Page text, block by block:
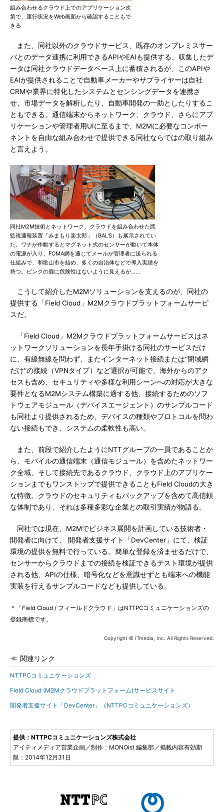
組み合わせるクラウド上でのアプリケーション次
第で、運行状況をWeb画面から確認することもで
きる
また、同社以外のクラウドサービス、既存のオンプレミスサー
バとのデータ連携に利用できるAPIやEAIも提供する。収集したデ
ータは同社クラウドデータベース上に蓄積されるが、このAPIや
EAIが提供されることで自動車メーカーやサプライヤーは自社
CRMや業界に特化したシステムとセンシングデータを連携さ
せ、市場データを解析したり、自動車開発の一助としたりするこ
ともできる。通信端末からネットワーク、クラウド、さらにアプ
リケーションや管理者用UIに至るまで、M2Mに必要なコンポー
ネントを自由な組み合わせで提供できる同社ならではの取り組み
と言えよう。
同社M2M技術とネットワーク、クラウドを組み合わせた罠
監視通報装置「みまもり楽太郎」（BAL'S）も展示されてい
た。ワナが作動するとマグネット式のセンサーが動いて本体
の電源が入り、FOMA網を通じてメールが管理者に送られる
仕組みで、和歌山市を始め、多くの自治体などで導入実績を
持つ。ピンクの鹿に危険性はないように見えるが……
こうして紹介したM2Mソリューションを支えるのが、同社の
提供する「Field Cloud」M2Mクラウドプラットフォームサービ
スだ。
「Field Cloud」M2Mクラウドプラットフォームサービスはネ
ットワークソリューションを長年手掛ける同社のサービスだけ
に、有線無線を問わず、またインターネット接続または“閉域網
だけ”の接続（VPNタイプ）など選択が可能で、海外からのアク
セスも含め、セキュリティや多様な利用シーンへの対応が大きな
要件となるM2Mシステム構築に適する他、接続するためのソフ
トウェアモジュール（デバイスエージェント）のサンプルコード
も同社より提供されるため、デバイスの種類やプロトコルを問わ
ない接続もでき、システムの柔軟性も高い。
また、前段で紹介したようにNTTグループの一員であることか
ら、モバイルの通信端末（通信モジュール）を含めたネットワー
ク全域、そして接続先であるクラウド、クラウド上のアプリケー
ションまでもワンストップで提供できることもField Cloudの大き
な特徴。クラウドのセキュリティもバックアップを含めて高信頼
な体制であり、それは多種多彩な企業との取引実績が物語る。
同社では現在、M2Mでビジネス展開を計画している技術者・
開発者に向けて、 開発者支援サイト「DevCenter」にて、検証
環境の提供を無料で行っている。簡単な登録を済ませるだけで、
センサーからクラウドまでの接続を検証できるテスト環境が提供
される他、APIの仕様、暗号化などを意識せずとも端末への機能
実装を行えるサンプルコードなども提供している。
＊「Field Cloud / フィールドクラウド」はNTTPCコミュニケーションズの
登録商標です。
Copyright © ITmedia, Inc. All Rights Reserved.
関連リンク
NTTPCコミュニケーションズ
Field Cloud (M2Mクラウドプラットフォーム)サービスサイト
開発者支援サイト「DevCenter」（NTTPCコミュニケーションズ）
提供：NTTPCコミュニケーションズ株式会社
アイティメディア営業企画／制作：MONOist 編集部／掲載内容有効期
限：2014年12月31日